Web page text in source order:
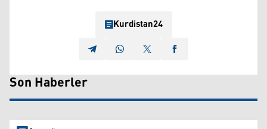
Kurdistan24
Son Haberler